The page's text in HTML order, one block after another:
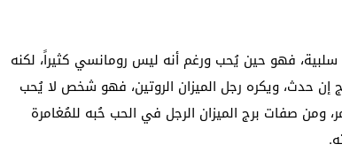
فهو حين يُحب ورغم أنه ليس رومانسي كثيراً، لكنه
إن حدث، ويكره رجل الميزان الروتين، فهو شخص لا يُحب
ومن صفات برج الميزان الرجل في الحب حُبه للمُغامرة